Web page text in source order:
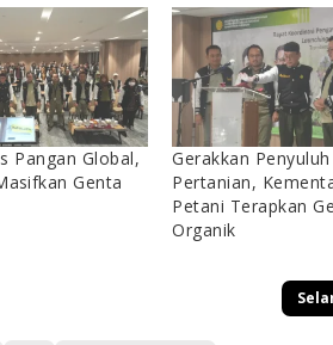
Pangan Global,
Genta
Gerakkan Penyuluh
Pertanian,
Petani Terapkan
Organik